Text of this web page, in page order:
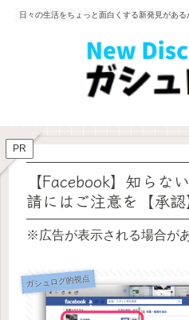
日々の生活をちょっと面白くする新発見があ
PR
【Facebook】知らな
請にはご注意を【承認
※広告が表示される場合が
ガシュログ的視点